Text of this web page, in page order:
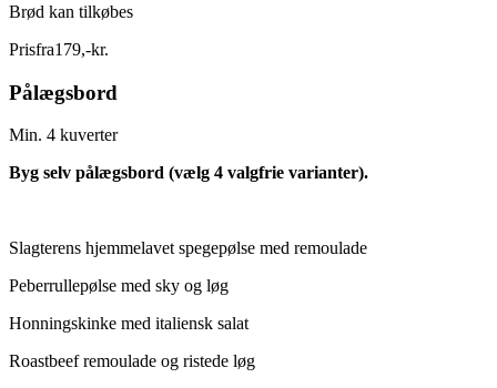
Brød kan tilkøbes
Prisfra179,-kr.
Pålægsbord
Min. 4 kuverter
Byg selv pålægsbord (vælg 4 valgfrie varianter).
Slagterens hjemmelavet spegepølse med remoulade
Peberrullepølse med sky og løg
Honningskinke med italiensk salat
Roastbeef remoulade og ristede løg